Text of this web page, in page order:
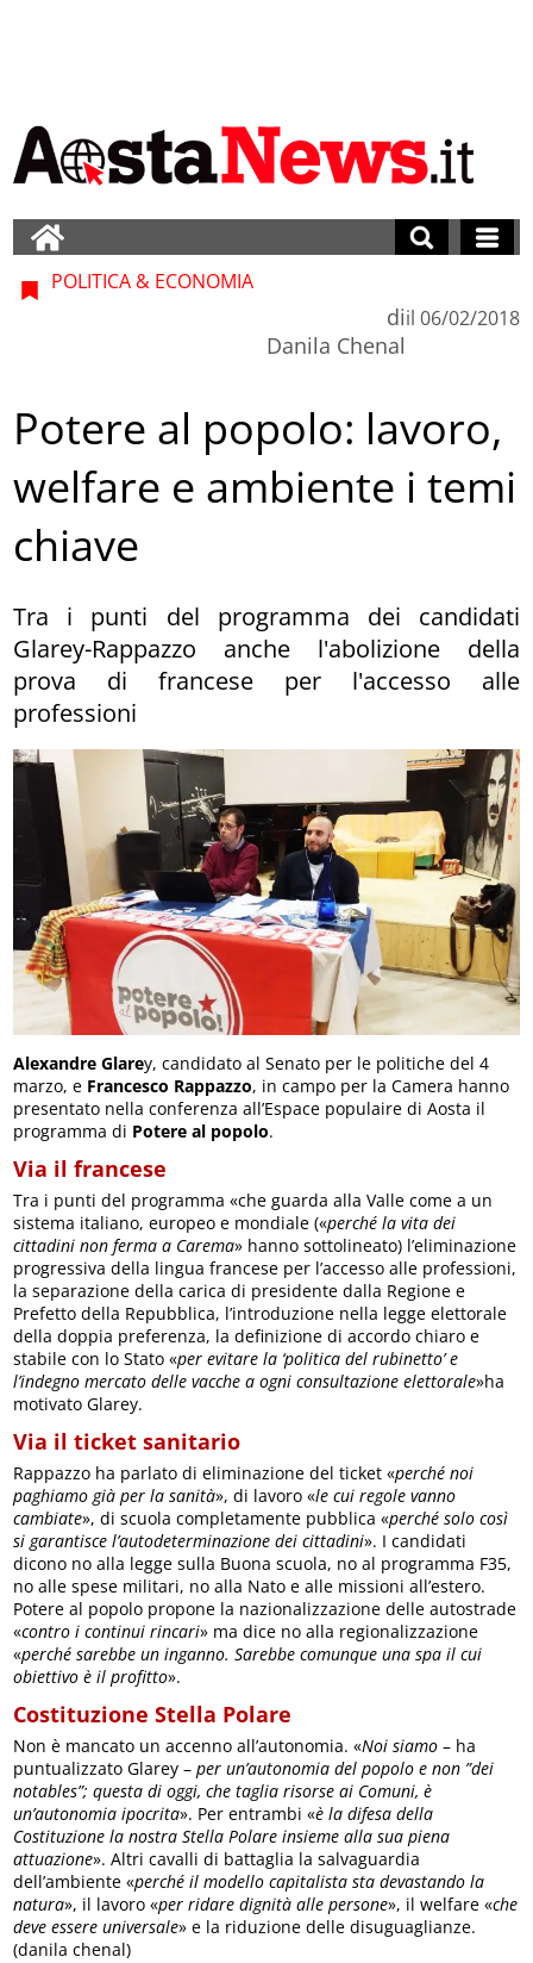
POLITICA & ECONOMIA
di
Danila Chenal
il 06/02/2018
Potere al popolo: lavoro,
welfare e ambiente i temi
chiave
Tra i punti del programma dei candidati
Glarey-Rappazzo anche l'abolizione della
prova di francese per l'accesso alle
professioni
Alexandre Glarey, candidato al Senato per le politiche del 4
marzo, e Francesco Rappazzo, in campo per la Camera hanno
presentato nella conferenza all’Espace populaire di Aosta il
programma di Potere al popolo.
Via il francese
Tra i punti del programma «che guarda alla Valle come a un
sistema italiano, europeo e mondiale («perché la vita dei
cittadini non ferma a Carema» hanno sottolineato) l’eliminazione
progressiva della lingua francese per l’accesso alle professioni,
la separazione della carica di presidente dalla Regione e
Prefetto della Repubblica, l’introduzione nella legge elettorale
della doppia preferenza, la definizione di accordo chiaro e
stabile con lo Stato «per evitare la ‘politica del rubinetto’ e
l’indegno mercato delle vacche a ogni consultazione elettorale»ha
motivato Glarey.
Via il ticket sanitario
Rappazzo ha parlato di eliminazione del ticket «perché noi
paghiamo già per la sanità», di lavoro «le cui regole vanno
cambiate», di scuola completamente pubblica «perché solo così
si garantisce l’autodeterminazione dei cittadini». I candidati
dicono no alla legge sulla Buona scuola, no al programma F35,
no alle spese militari, no alla Nato e alle missioni all’estero.
Potere al popolo propone la nazionalizzazione delle autostrade
«contro i continui rincari» ma dice no alla regionalizzazione
«perché sarebbe un inganno. Sarebbe comunque una spa il cui
obiettivo è il profitto».
Costituzione Stella Polare
Non è mancato un accenno all’autonomia. «Noi siamo – ha
puntualizzato Glarey –per un’autonomia del popolo e non ”dei
notables”; questa di oggi, che taglia risorse ai Comuni, è
un’autonomia ipocrita». Per entrambi «è la difesa della
Costituzione la nostra Stella Polare insieme alla sua piena
attuazione». Altri cavalli di battaglia la salvaguardia
dell’ambiente «perché il modello capitalista sta devastando la
natura», il lavoro «per ridare dignità alle persone», il welfare «che
deve essere universale» e la riduzione delle disuguaglianze.
(danila chenal)